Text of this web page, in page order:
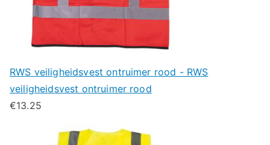
RWS veiligheidsvest ontruimer rood - RWS
veiligheidsvest ontruimer rood
€13.25